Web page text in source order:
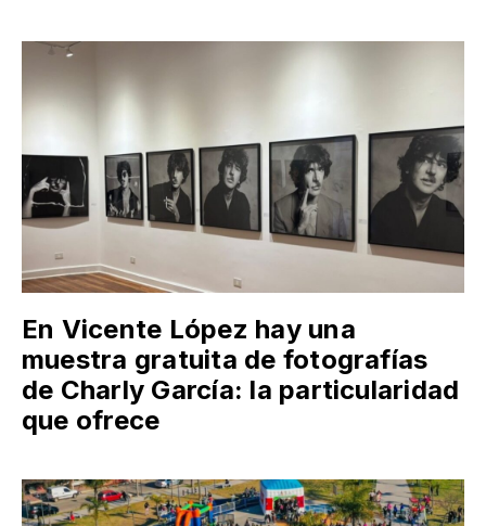
En Vicente López hay una
muestra gratuita de fotografías
de Charly García: la particularidad
que ofrece